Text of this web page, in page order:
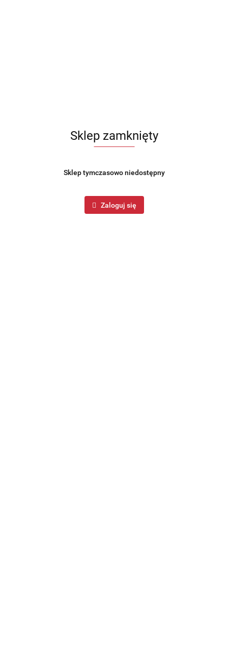
Sklep zamknięty
Sklep tymczasowo niedostępny
Zaloguj się